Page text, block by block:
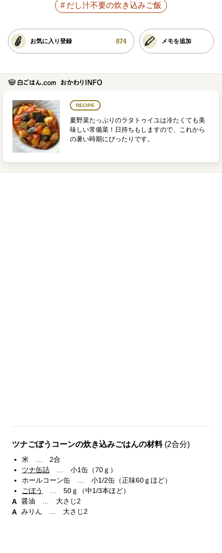
だし汁不要の炊き込みご飯
お気に入り登録 874 メモを追加
RECIPE
夏野菜たっぷりのラタトゥイユは冷たくても美
味しい常備菜！日持ちもしますので、これから
の暑い時期にぴったりです。
ツナごぼうコーンの炊き込みごはんの材料 (2合分)
米 … 2合
ツナ缶詰 … 小1缶（70ｇ）
ホールコーン缶 … 小1/2缶（正味60ｇほど）
ごぼう
… 50ｇ（中1/3本ほど）
醤油 … 大さじ2
みりん … 大さじ2